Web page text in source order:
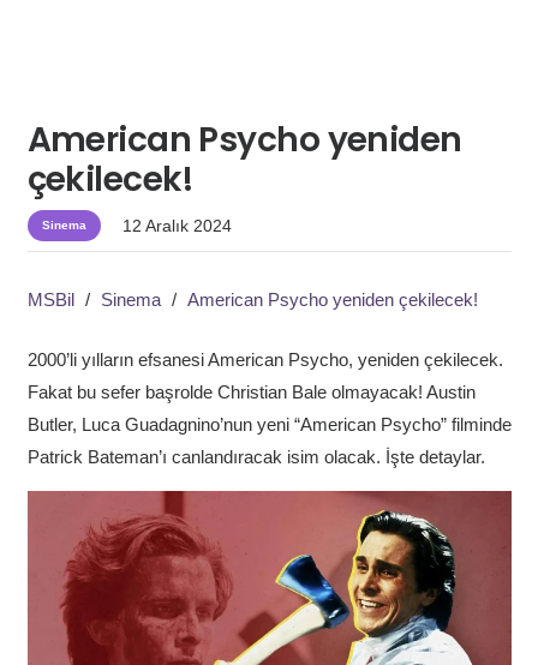
American Psycho yeniden
çekilecek!
Sinema 12 Aralık 2024
MSBil / Sinema / American Psycho yeniden çekilecek!
2000’li yılların efsanesi American Psycho, yeniden çekilecek.
Fakat bu sefer başrolde Christian Bale olmayacak! Austin
Butler, Luca Guadagnino’nun yeni “American Psycho” filminde
Patrick Bateman’ı canlandıracak isim olacak. İşte detaylar.